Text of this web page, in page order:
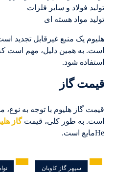
تولید فولاد و سایر فلزات
تولید مواد هسته ای
هلیوم یک منبع غیرقابل تجدید
است. به همین دلیل، مهم است
استفاده شود.
قیمت گاز
قیمت گاز هلیوم با توجه به نوع،
است. به طور کلی، قیمتگاز
Heمایع است.
سپهر گاز کاویان نوامبر